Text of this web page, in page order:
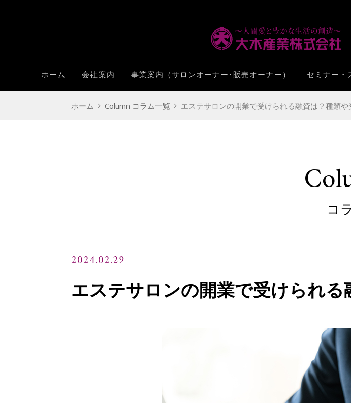
ホーム 会社案内 事業案内（サロンオーナー･販売オーナー） セミナー・
ホーム Column コラム一覧 エステサロンの開業で受けられる融資は？種類
コ
2024.02.29
エステサロンの開業で受けられ